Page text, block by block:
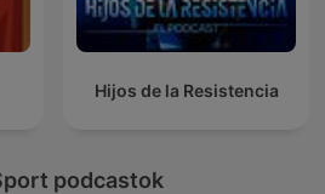
Hijos de la Resistencia
podcastok